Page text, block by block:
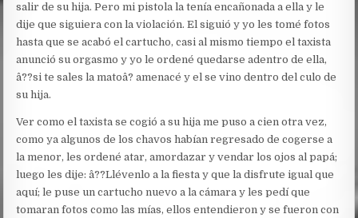
salir de su hija. Pero mi pistola la tenía encañonada a ella y le
dije que siguiera con la violación. El siguió y yo les tomé fotos
hasta que se acabó el cartucho, casi al mismo tiempo el taxista
anunció su orgasmo y yo le ordené quedarse adentro de ella,
â??si te sales la matoâ? amenacé y el se vino dentro del culo de
su hija.
Ver como el taxista se cogió a su hija me puso a cien otra vez,
como ya algunos de los chavos habían regresado de cogerse a
la menor, les ordené atar, amordazar y vendar los ojos al papá;
luego les dije: â??Llévenlo a la fiesta y que la disfrute igual que
aquí; le puse un cartucho nuevo a la cámara y les pedí que
tomaran fotos como las mías, ellos entendieron y se fueron con